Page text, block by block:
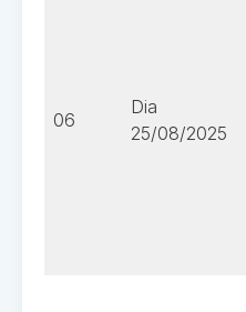
06
Dia
25/08/2025